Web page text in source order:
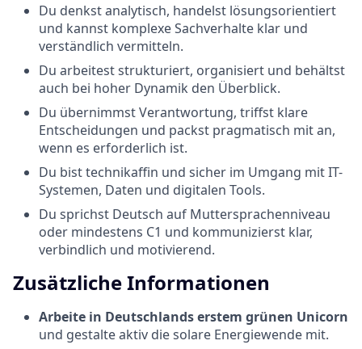
Du denkst analytisch, handelst lösungsorientiert
und kannst komplexe Sachverhalte klar und
verständlich vermitteln.
Du arbeitest strukturiert, organisiert und behältst
auch bei hoher Dynamik den Überblick.
Du übernimmst Verantwortung, triffst klare
Entscheidungen und packst pragmatisch mit an,
wenn es erforderlich ist.
Du bist technikaffin und sicher im Umgang mit IT-
Systemen, Daten und digitalen Tools.
Du sprichst Deutsch auf Muttersprachenniveau
oder mindestens C1 und kommunizierst klar,
verbindlich und motivierend.
Zusätzliche Informationen
Arbeite in Deutschlands erstem grünen Unicorn
und gestalte aktiv die solare Energiewende mit.